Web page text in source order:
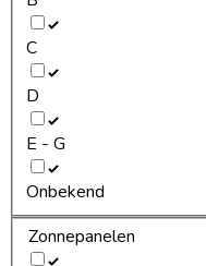
C
D
E - G
Onbekend
Zonnepanelen